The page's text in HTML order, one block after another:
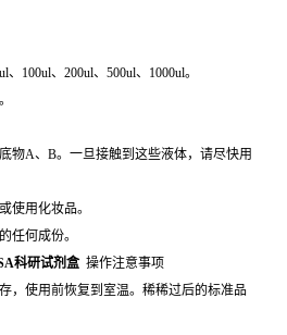
100ul、200ul、500ul、1000ul。
物A、B。一旦接触到这些液体，请尽快用
使用化妆品。
任何成份。
科研试剂盒 操作注意事项
，使用前恢复到室温。稀稀过后的标准品